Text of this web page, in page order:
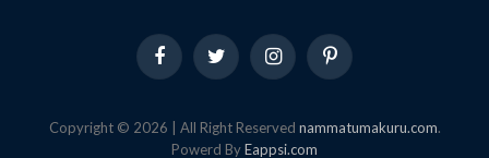
FacebookTwitter InstagramPinterest
Copyright © 2026 | All Right Reserved nammatumakuru.com.
Powerd ByEappsi.com